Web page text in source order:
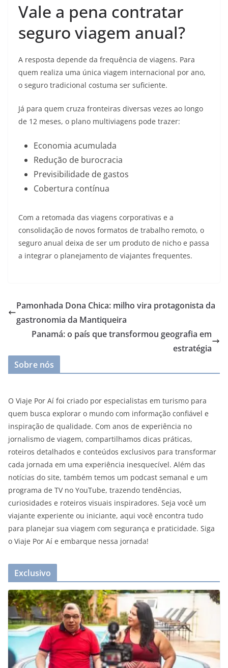
Vale a pena contratar
seguro viagem anual?
A resposta depende da frequência de viagens. Para
quem realiza uma única viagem internacional por ano,
o seguro tradicional costuma ser suficiente.
Já para quem cruza fronteiras diversas vezes ao longo
de 12 meses, o plano multiviagens pode trazer:
Economia acumulada
Redução de burocracia
Previsibilidade de gastos
Cobertura contínua
Com a retomada das viagens corporativas e a
consolidação de novos formatos de trabalho remoto, o
seguro anual deixa de ser um produto de nicho e passa
a integrar o planejamento de viajantes frequentes.
Pamonhada Dona Chica: milho vira protagonista da
gastronomia da Mantiqueira
Panamá: o país que transformou geografia em
estratégia
Sobre nós
O Viaje Por Aí foi criado por especialistas em turismo para
quem busca explorar o mundo com informação confiável e
inspiração de qualidade. Com anos de experiência no
jornalismo de viagem, compartilhamos dicas práticas,
roteiros detalhados e conteúdos exclusivos para transformar
cada jornada em uma experiência inesquecível. Além das
notícias do site, também temos um podcast semanal e um
programa de TV no YouTube, trazendo tendências,
curiosidades e roteiros visuais inspiradores. Seja você um
viajante experiente ou iniciante, aqui você encontra tudo
para planejar sua viagem com segurança e praticidade. Siga
o Viaje Por Aí e embarque nessa jornada!
Exclusivo